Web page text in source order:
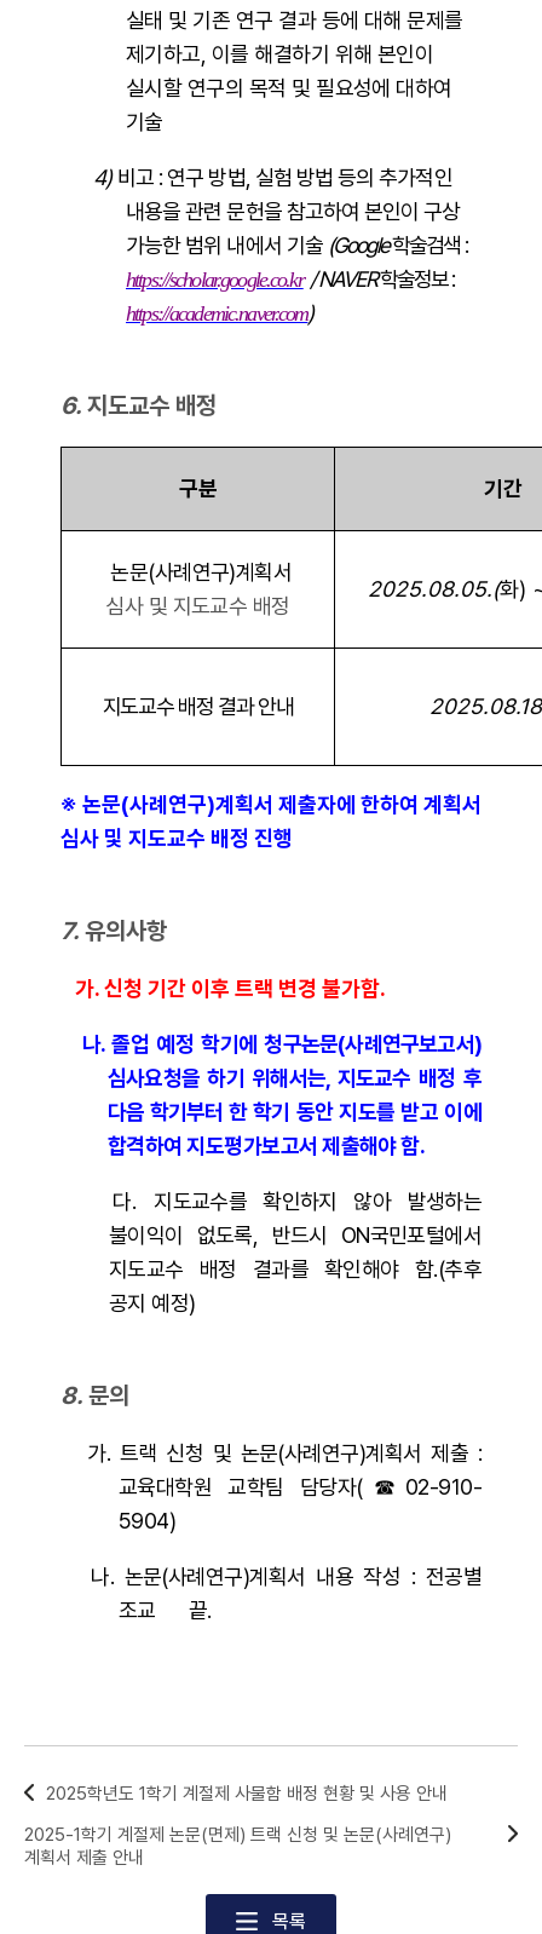
실태 및 기존 연구 결과 등에 대해 문제를
제기하고, 이를 해결하기 위해 본인이
실시할 연구의 목적 및 필요성에 대하여
기술
4)비고 : 연구 방법, 실험 방법 등의 추가적인
내용을 관련 문헌을 참고하여 본인이 구상
가능한 범위 내에서 기술 (Google학술검색 :
https://scholar.google.co.kr / NAVER학술정보 :
https://academic.naver.com)
6. 지도교수 배정
구분 기간
논문(사례연구)계획서
심사 및 지도교수 배정
2025.08.05.(화)
지도교수 배정 결과 안내
※ 논문(사례연구)계획서 제출자에 한하여 계획서
심사 및 지도교수 배정 진행
7. 유의사항
가. 신청 기간 이후 트랙 변경 불가함.
나. 졸업 예정 학기에청구논문(사례연구보고서)
심사요청을 하기 위해서는, 지도교수 배정 후
다음 학기부터 한 학기 동안 지도를 받고 이에
합격하여 지도평가보고서 제출해야 함.
다.지도교수를 확인하지 않아 발생하는
불이익이 없도록, 반드시 ON국민포털에서
지도교수 배정 결과를 확인해야 함.(추후
공지 예정)
8. 문의
가. 트랙 신청 및 논문(사례연구)계획서 제출 :
교육대학원 교학팀 담당자(☎02-910-
5904)
나. 논문(사례연구)계획서 내용 작성 : 전공별
조교 끝.
2025학년도 1학기 계절제 사물함 배정 현황 및 사용 안내
목록
2025-1학기 계절제 논문(면제) 트랙 신청 및 논문(사례연구)
계획서 제출 안내